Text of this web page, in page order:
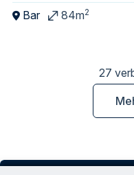
Bar 84m2
27